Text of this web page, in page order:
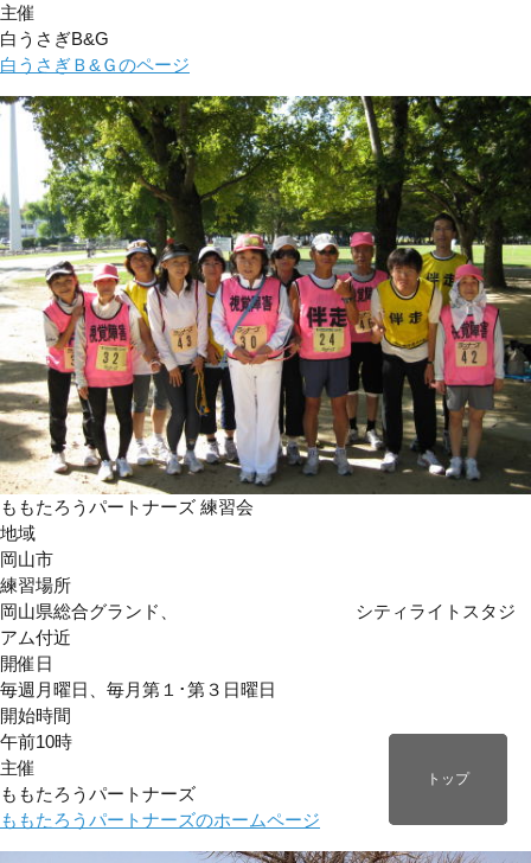
主催
白うさぎB&G
白うさぎＢ&Ｇのページ
ももたろうパートナーズ 練習会
地域
岡山市
練習場所
岡山県総合グランド、 シティライトスタジ
アム付近
開催日
毎週月曜日、毎月第１･第３日曜日
開始時間
午前10時
主催
ももたろうパートナーズ
ももたろうパートナーズのホームページ
ページトップ
トップ
トップ